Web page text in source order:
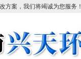
方案，我们将竭诚为您服务！